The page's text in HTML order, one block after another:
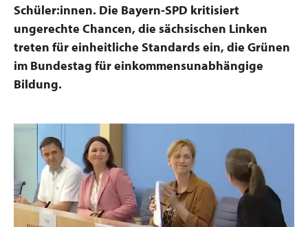
Schüler:innen. Die Bayern-SPD kritisiert
ungerechte Chancen, die sächsischen Linken
treten für einheitliche Standards ein, die Grünen
im Bundestag für einkommensunabhängige
Bildung.